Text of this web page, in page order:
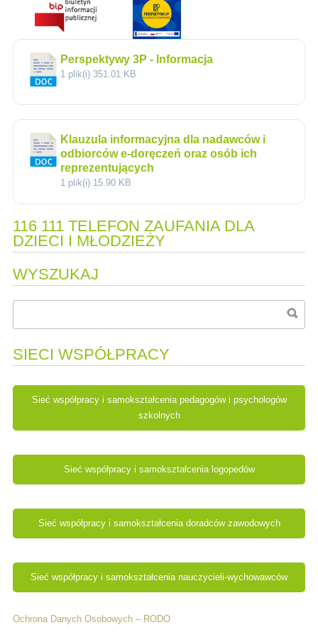
Perspektywy 3P - Informacja
1 plik(i) 351.01 KB
Klauzula informacyjna dla nadawców i
odbiorców e-doręczeń oraz osób ich
reprezentujących
1 plik(i) 15.90 KB
116 111 TELEFON ZAUFANIA DLA
DZIECI I MŁODZIEŻY
WYSZUKAJ
SIECI WSPÓŁPRACY
Sieć współpracy i samokształcenia pedagogów i psychologów
szkolnych
Sieć współpracy i samokształcenia logopedów
Sieć współpracy i samokształcenia doradców zawodowych
Sieć współpracy i samokształcenia nauczycieli-wychowawców
Ochrona Danych Osobowych – RODO